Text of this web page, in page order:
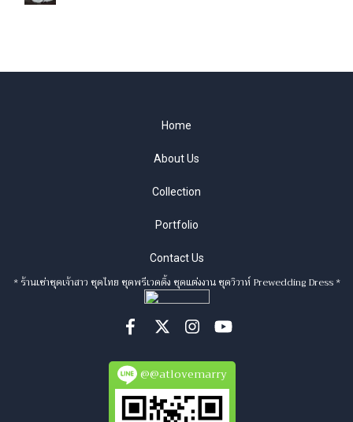
Home
About Us
Collection
Portfolio
Contact Us
* ร้านเช่าชุดเจ้าสาว ชุดไทย ชุดพรีเวดดิ้ง ชุดแต่งงาน ชุดวิวาห์ Prewedding Dress *
@@atlovemarry